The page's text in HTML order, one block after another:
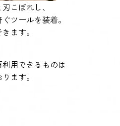
こぼれし、
ツールを装着。
ます。
用できるものは
ます。